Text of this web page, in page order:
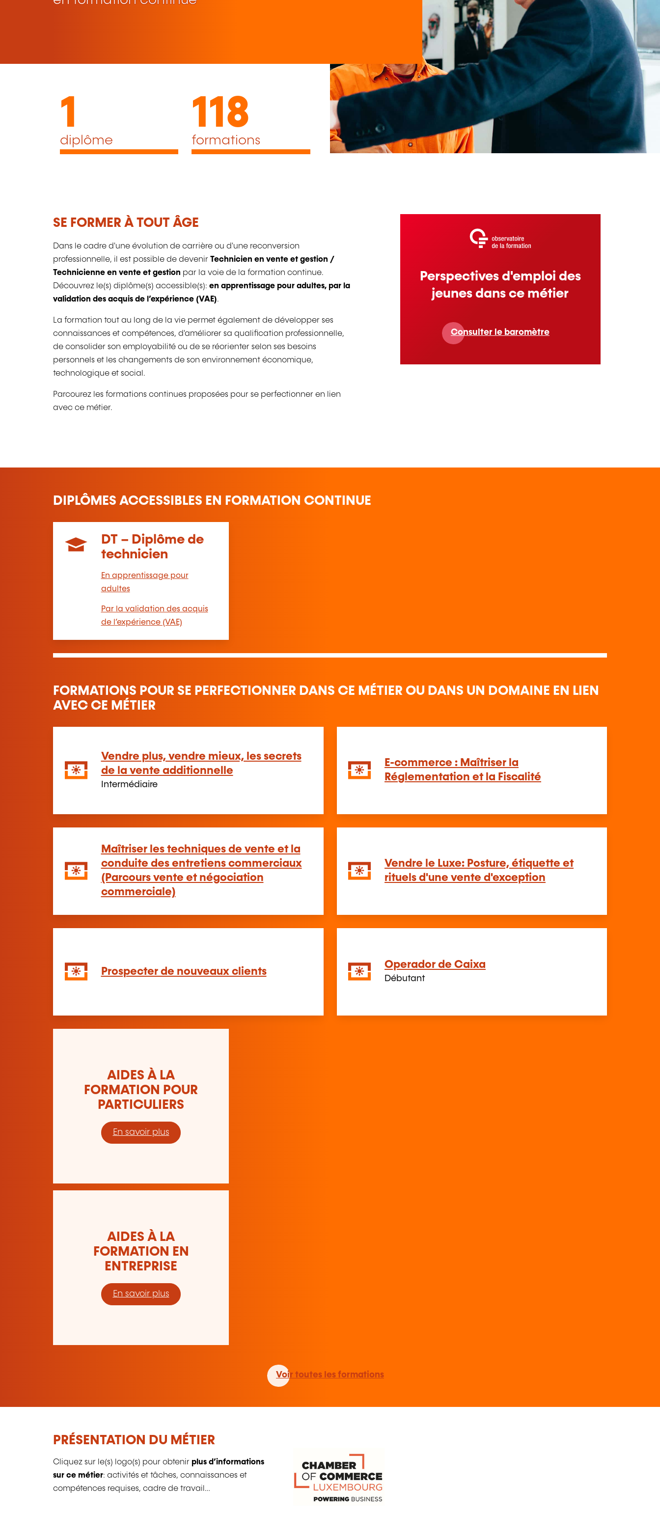
1
diplôme
118
formations
SE FORMER À TOUT ÂGE
Dans le cadre d'une évolution de carrière ou d'une reconversion
professionnelle, il est possible de devenir Technicien en vente et gestion /
Technicienne en vente et gestion par la voie de la formation continue.
Découvrez le(s) diplôme(s) accessible(s): en apprentissage pour adultes, par la
validation des acquis de l’expérience (VAE).
La formation tout au long de la vie permet également de développer ses
connaissances et compétences, d'améliorer sa qualification professionnelle,
de consolider son employabilité ou de se réorienter selon ses besoins
personnels et les changements de son environnement économique,
technologique et social.
Parcourez les formations continues proposées pour se perfectionner en lien
avec ce métier.
Perspectives d'emploi des
jeunes dans ce métier
Consulter le baromètre
DIPLÔMES ACCESSIBLES EN FORMATION CONTINUE
DT – Diplôme de
technicien
En apprentissage pour
adultes
Par la validation des acquis
de l’expérience (VAE)
FORMATIONS POUR SE PERFECTIONNER DANS CE MÉTIER OU DANS UN DOMAINE EN LIEN
AVEC CE MÉTIER
Vendre plus, vendre mieux, les secrets
de la vente additionnelle
Intermédiaire
E-commerce : Maîtriser la
Réglementation et la Fiscalité
Maîtriser les techniques de vente et la
conduite des entretiens commerciaux
(Parcours vente et négociation
commerciale)
Vendre le Luxe: Posture, étiquette et
rituels d'une vente d'exception
Prospecter de nouveaux clients
Operador de Caixa
Débutant
AIDES À LA
FORMATION POUR
PARTICULIERS
En savoir plus
AIDES À LA
FORMATION EN
ENTREPRISE
En savoir plus
Voir toutes les formations
PRÉSENTATION DU MÉTIER
Cliquez sur le(s) logo(s) pour obtenir plus d’informations
sur ce métier: activités et tâches, connaissances et
compétences requises, cadre de travail…